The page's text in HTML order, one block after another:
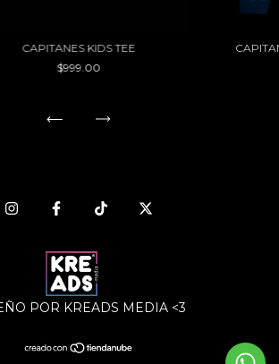
CAPITANES KIDS TEE
$999.00
POR KREADS MEDIA <3